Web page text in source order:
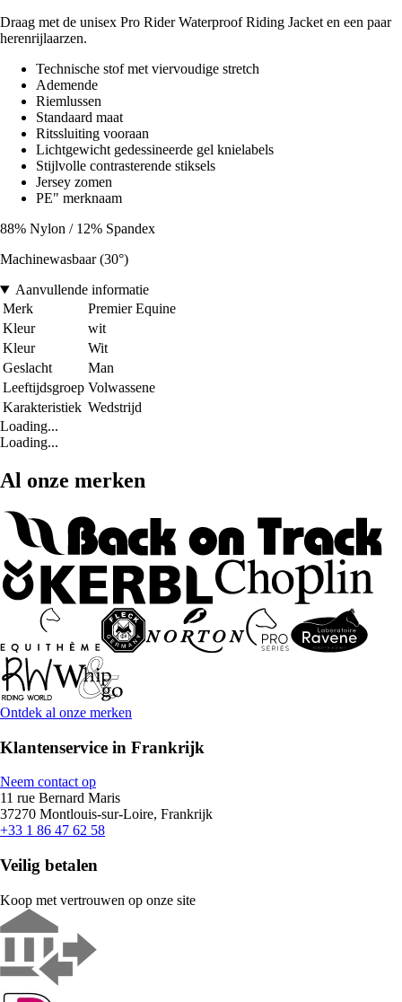
Draag met de unisex Pro Rider Waterproof Riding Jacket en een paar
herenrijlaarzen.
Technische stof met viervoudige stretch
Ademende
Riemlussen
Standaard maat
Ritssluiting vooraan
Lichtgewicht gedessineerde gel knielabels
Stijlvolle contrasterende stiksels
Jersey zomen
PE" merknaam
88% Nylon / 12% Spandex
Machinewasbaar (30°)
Aanvullende informatie
Merk
Premier Equine
Kleur
wit
Kleur
Wit
Geslacht
Man
Leeftijdsgroep Volwassene
Karakteristiek Wedstrijd
Loading...
Loading...
Al onze merken
Ontdek al onze merken
Klantenservice in Frankrijk
Neem contact op
11 rue Bernard Maris
37270 Montlouis-sur-Loire, Frankrijk
+33 1 86 47 62 58
Veilig betalen
Koop met vertrouwen op onze site